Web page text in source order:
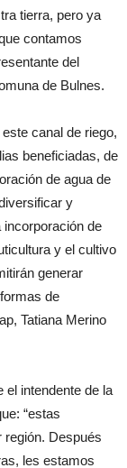
tierra, pero ya
contamos
del
de Bulnes.
canal de riego,
beneficiadas, de
de agua de
y
de
y el cultivo
generar
de
Tatiana Merino
el intendente de la
“estas
región. Después
les estamos